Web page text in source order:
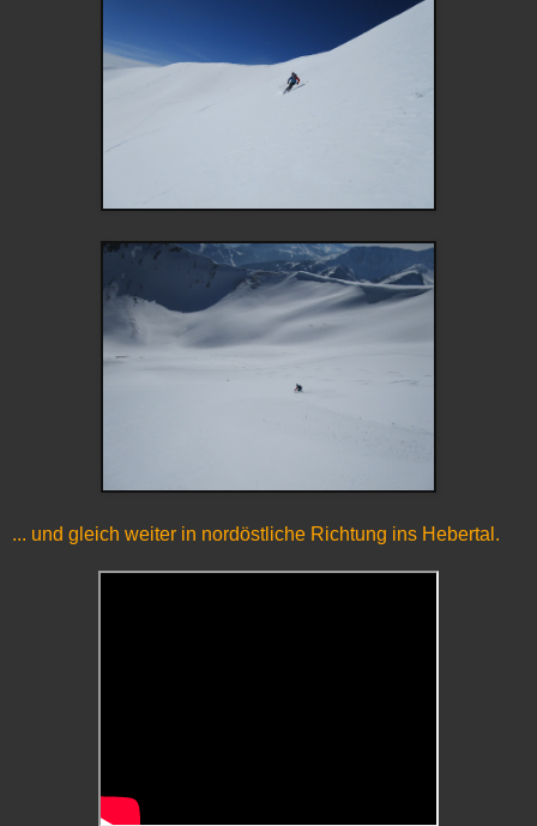
... und gleich weiter in nordöstliche Richtung ins Hebertal.